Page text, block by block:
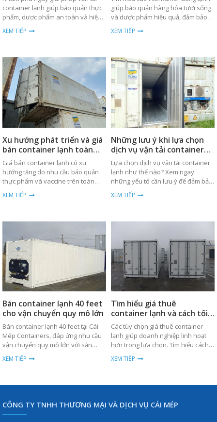
container lạnh giúp bảo quản thực
phẩm, dược phẩm an toàn và hiệu
quả trong quá trình vận chuyển
toàn cầu.
XEM TIẾP
giúp bảo quản hàng hóa tươi sống
và dược phẩm hiệu quả, đảm bảo
nhiệt độ ổn định trong suốt quá
trình vận chuyển.
XEM TIẾP
Xu hướng phát triển và giá
bán container lạnh toàn
cầu
Giá bán container lạnh có xu
hướng tăng do nhu cầu bảo quản
thực phẩm và vaccine trên toàn
cầu. Xem chi tiết về xu hướng và
phân tích giá cả.
XEM TIẾP
Những lưu ý khi lựa chọn
dịch vụ vận tải container
lạnh
Lựa chọn dịch vụ vận tải container
lạnh như thế nào? Xem ngay
những yếu tố cần lưu ý để đảm bảo
hàng hóa được bảo quản tốt nhất.
XEM TIẾP
Bán container lạnh 40 feet
cho vận chuyển quy mô lớn
Bán container lạnh 40 feet tại Cái
Mép Containers, đáp ứng nhu cầu
vận chuyển quy mô lớn với sản
phẩm chất lượng cao, bền bỉ và giá
thành cạnh tranh.
XEM TIẾP
Tìm hiểu giá thuê
container lạnh và cách tối
ưu chi phí
Các tùy chọn giá thuê container
lạnh giúp doanh nghiệp linh hoạt
hơn trong lựa chọn. Tìm hiểu cách
tối ưu chi phí ngay hôm nay.
XEM TIẾP
CÔNG TY TNHH THƯƠNG MẠI VÀ DỊCH VỤ CÁI MÉP